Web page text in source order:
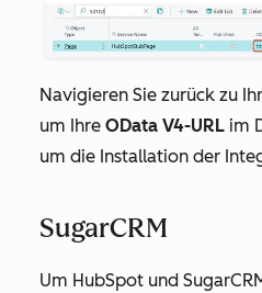
Navigieren Sie zurück zu
um Ihre OData V4-URL im
um die Installation der
SugarCRM
Um HubSpot und